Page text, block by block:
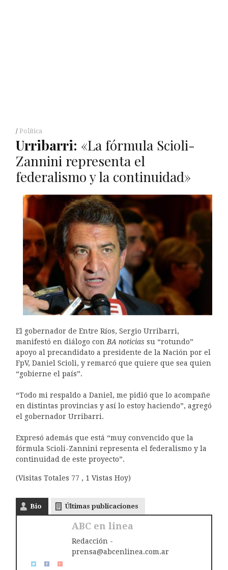
Política
Urribarri: «La fórmula Scioli-
Zannini representa el
federalismo y la continuidad»
El gobernador de Entre Ríos, Sergio Urribarri,
manifestó en diálogo con BA noticias su “rotundo”
apoyo al precandidato a presidente de la Nación por el
FpV, Daniel Scioli, y remarcó que quiere que sea quien
“gobierne el país”.
“Todo mi respaldo a Daniel, me pidió que lo acompañe
en distintas provincias y así lo estoy haciendo”, agregó
el gobernador Urribarri.
Expresó además que está “muy convencido que la
fórmula Scioli-Zannini representa el federalismo y la
continuidad de este proyecto”.
(Visitas Totales 77 , 1 Vistas Hoy)
Bio Últimas publicaciones
ABC en linea
Redacción -
prensa@abcenlinea.com.ar